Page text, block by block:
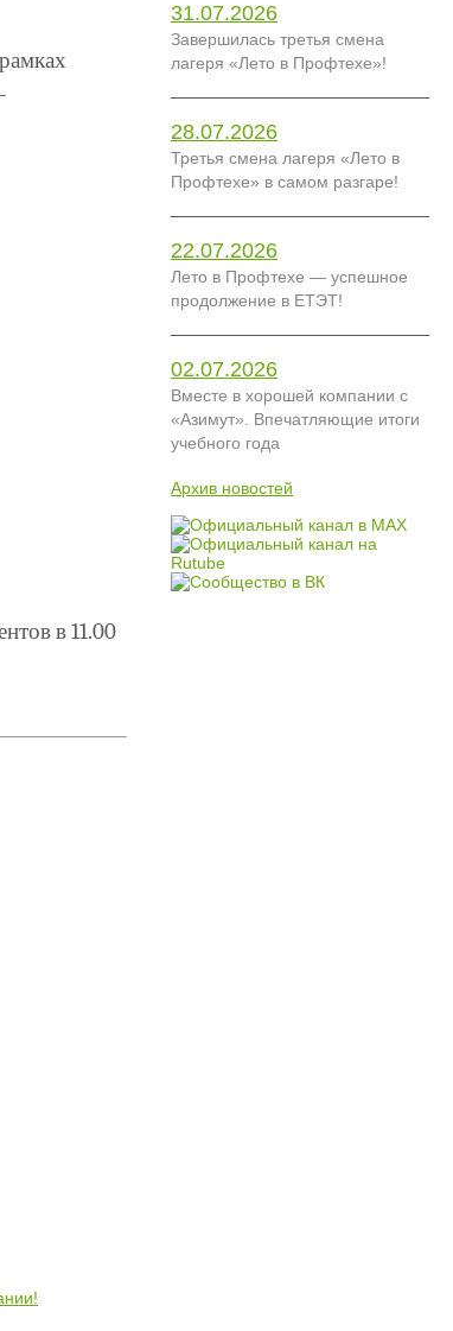
в 11.00
31.07.2026
Завершилась третья смена
лагеря «Лето в Профтехе»!
28.07.2026
Третья смена лагеря «Лето в
Профтехе» в самом разгаре!
22.07.2026
Лето в Профтехе — успешное
продолжение в ЕТЭТ!
02.07.2026
Вместе в хорошей компании с
«Азимут». Впечатляющие итоги
учебного года
Архив новостей